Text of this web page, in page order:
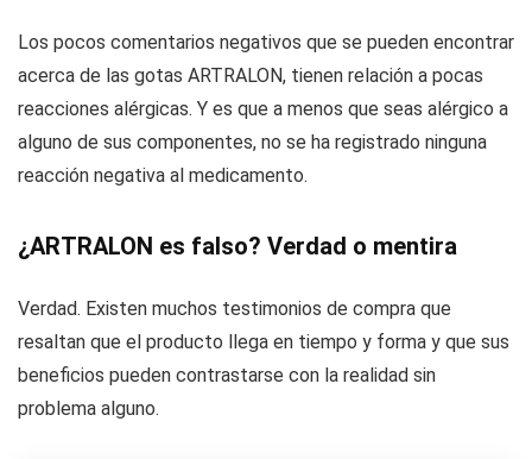
Los pocos comentarios negativos que se pueden encontrar
acerca de las gotas ARTRALON, tienen relación a pocas
reacciones alérgicas. Y es que a menos que seas alérgico a
alguno de sus componentes, no se ha registrado ninguna
reacción negativa al medicamento.
¿ARTRALON es falso? Verdad o mentira
Verdad. Existen muchos testimonios de compra que
resaltan que el producto llega en tiempo y forma y que sus
beneficios pueden contrastarse con la realidad sin
problema alguno.